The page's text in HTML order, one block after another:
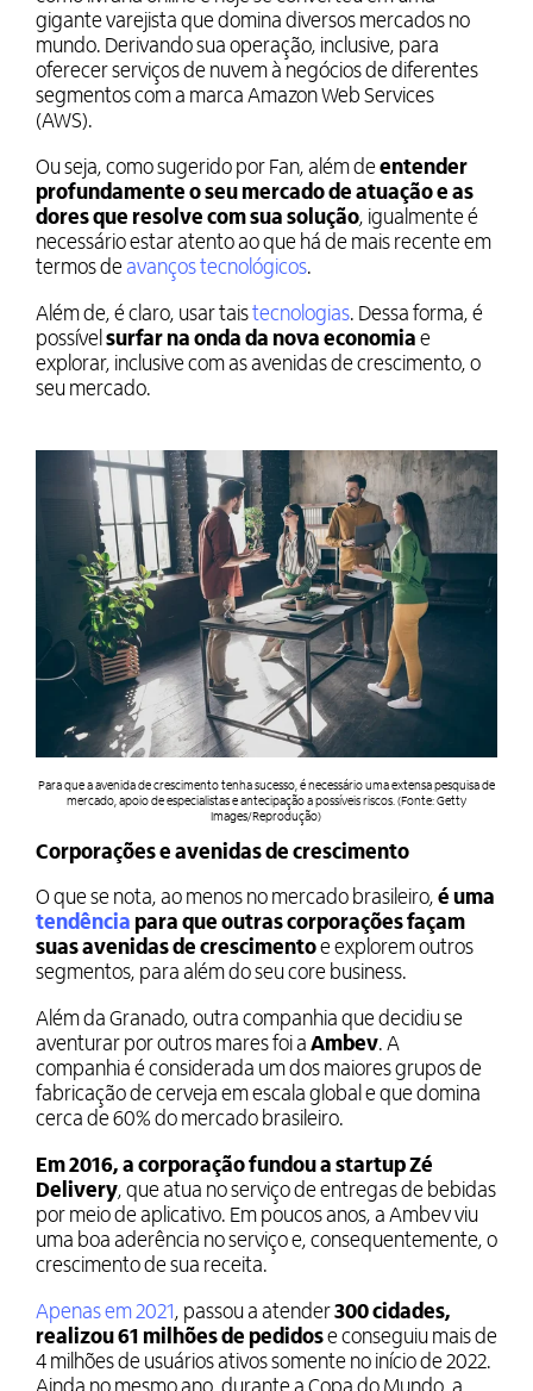
gigante varejista que domina diversos mercados no
mundo. Derivando sua operação, inclusive, para
oferecer serviços de nuvem à negócios de diferentes
segmentos com a marca Amazon Web Services
(AWS).
Ou seja, como sugerido por Fan, além deentender
profundamente o seu mercado de atuação e as
dores que resolve com sua solução, igualmente é
necessário estar atento ao que há de mais recente em
termos deavanços tecnológicos.
Além de, é claro, usar taistecnologias. Dessa forma, é
possívelsurfar na onda da nova economia e
explorar, inclusive com as avenidas de crescimento, o
seu mercado.
Para que a avenida de crescimento tenha sucesso, é necessário uma extensa pesquisa de
mercado, apoio de especialistas e antecipação a possíveis riscos. (Fonte: Getty
Images/Reprodução)
Corporações e avenidas de crescimento
O que se nota, ao menos no mercado brasileiro, é uma
tendência para que outras corporações façam
suas avenidas de crescimentoe explorem outros
segmentos, para além do seu core business.
Além da Granado, outra companhia que decidiu se
aventurar por outros mares foi a Ambev. A
companhia é considerada um dos maiores grupos de
fabricação de cerveja em escala global e que domina
cerca de 60% do mercado brasileiro.
Em 2016, a corporação fundou a startup Zé
Delivery, que atua no serviço de entregas de bebidas
por meio de aplicativo. Em poucos anos, a Ambev viu
uma boa aderência no serviço e, consequentemente, o
crescimento de sua receita.
Apenas em 2021, passou a atender300 cidades,
realizou 61 milhões de pedidose conseguiu mais de
4 milhões de usuários ativos somente no início de 2022.